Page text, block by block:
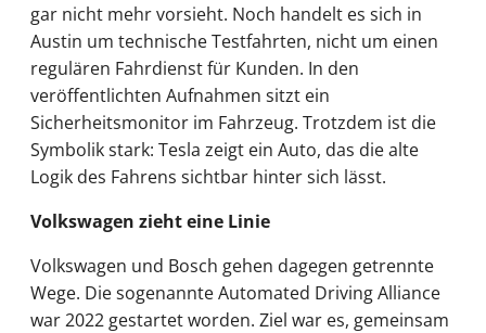
gar nicht mehr vorsieht. Noch handelt es sich in
Austin um technische Testfahrten, nicht um einen
regulären Fahrdienst für Kunden. In den
veröffentlichten Aufnahmen sitzt ein
Sicherheitsmonitor im Fahrzeug. Trotzdem ist die
Symbolik stark: Tesla zeigt ein Auto, das die alte
Logik des Fahrens sichtbar hinter sich lässt.
Volkswagen zieht eine Linie
Volkswagen und Bosch gehen dagegen getrennte
Wege. Die sogenannte Automated Driving Alliance
war 2022 gestartet worden. Ziel war es, gemeinsam